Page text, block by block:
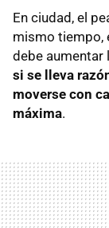
En ciudad, el
mismo tiempo,
debe aumentar
si se lleva
moverse con
máxima.